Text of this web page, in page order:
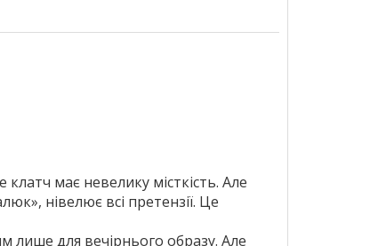
має невелику місткість. Але
нівелює всі претензії. Це
лише для вечірнього образу. Але